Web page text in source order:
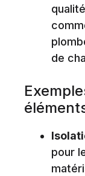
de
pour